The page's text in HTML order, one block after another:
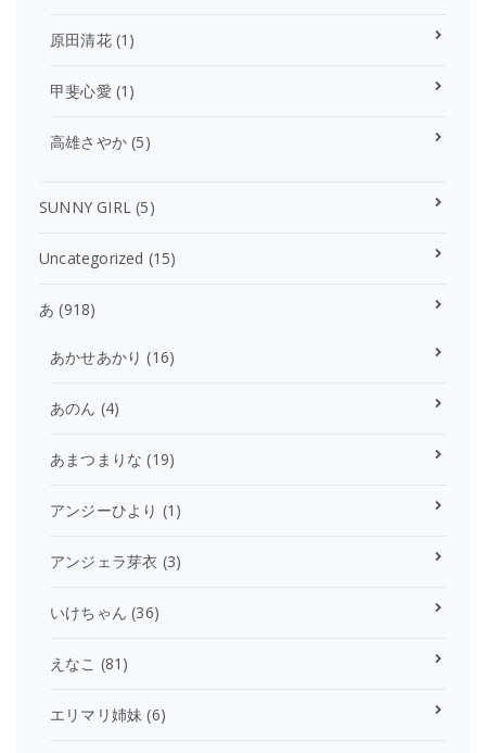
原田清花(1)
甲斐心愛 (1)
高雄さやか (5)
SUNNY GIRL (5)
Uncategorized (15)
あ (918)
あかせあかり (16)
あのん (4)
あまつまりな (19)
アンジーひより (1)
アンジェラ芽衣 (3)
いけちゃん (36)
えなこ (81)
エリマリ姉妹 (6)